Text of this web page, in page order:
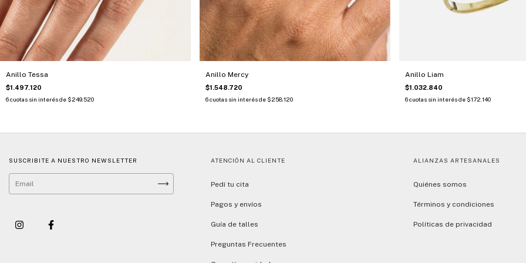
Anillo Tessa
$1.497.120
6cuotas sin interés de $249.520
Anillo Mercy
$1.548.720
6cuotas sin interés de $258.120
Anillo Liam
$1.032.840
6 cuotas sin interés de $172.140
SUSCRIBITE A NUESTRO NEWSLETTER ATENCIÓN AL CLIENTE
Pedí tu cita
Pagos y envíos
Guía de talles
Preguntas Frecuentes
ALIANZAS ARTESANALES
Quiénes somos
Términos y condiciones
Políticas de privacidad